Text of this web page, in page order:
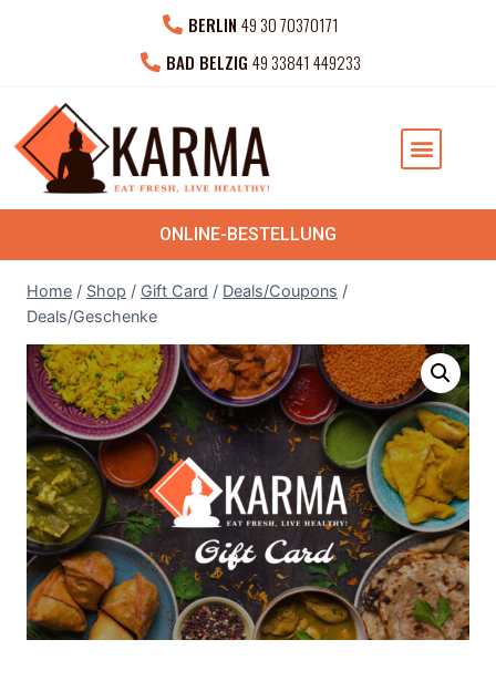
BERLIN 49 30 70370171
BAD BELZIG 49 33841 449233
ONLINE-BESTELLUNG
Home / Shop / Gift Card / Deals/Coupons /
Deals/Geschenke